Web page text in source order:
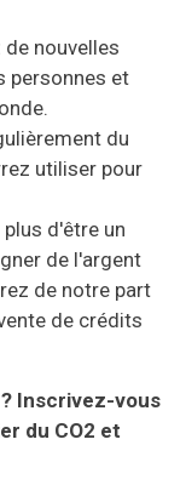
nouvelles
personnes et
du
utiliser pour
plus d'être un
de l'argent
de notre part
de crédits
Inscrivez-vous
du CO2 et